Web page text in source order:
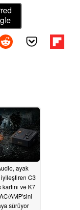
ayak
C3
ve K7
AMP'sini
sürüyor